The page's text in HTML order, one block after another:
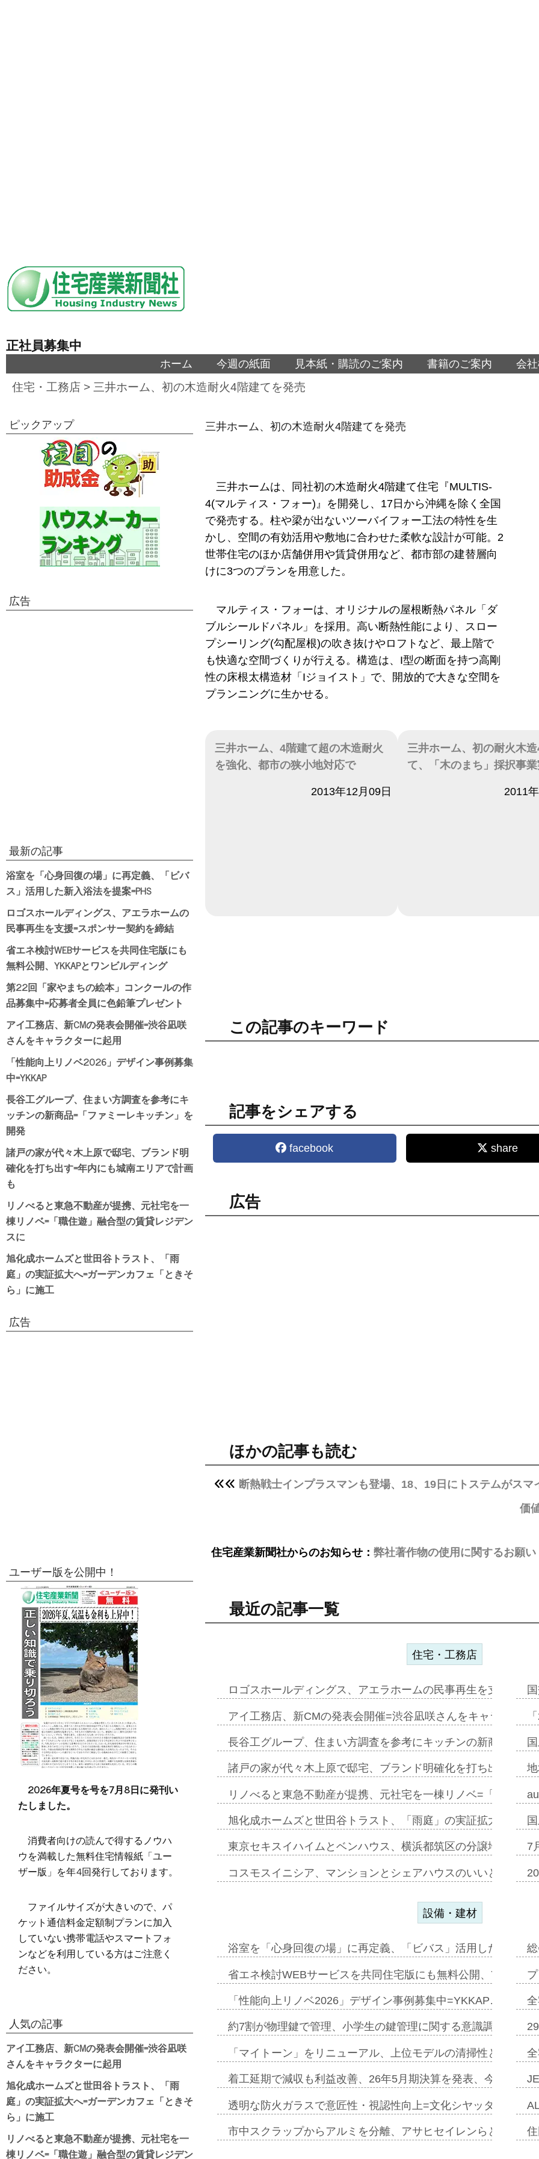
正社員募集中
ホーム 今週の紙面 見本紙・購読のご案内 書籍のご案内 会
住宅・工務店 > 三井ホーム、初の木造耐火4階建てを発売
三井ホーム、初の木造耐火4階建てを発売
三井ホームは、同社初の木造耐火4階建て住宅『MULTIS-
4(マルティス・フォー)』を開発し、17日から沖縄を除く全国
で発売する。柱や梁が出ないツーバイフォー工法の特性を生
かし、空間の有効活用や敷地に合わせた柔軟な設計が可能。2
世帯住宅のほか店舗併用や賃貸併用など、都市部の建替層向
けに3つのプランを用意した。
マルティス・フォーは、オリジナルの屋根断熱パネル「ダ
ブルシールドパネル」を採用。高い断熱性能により、スロー
プシーリング(勾配屋根)の吹き抜けやロフトなど、最上階で
も快適な空間づくりが行える。構造は、I型の断面を持つ高剛
性の床根太構造材「Iジョイスト」で、開放的で大きな空間を
プランニングに生かせる。
三井ホーム、4階建て超の木造耐火
を強化、都市の狭小地対応で
2013年12月09日
三井ホーム、初の耐火木
て、「木のまち」採択事
2011
この記事のキーワード
記事をシェアする
facebook share
広告
ほかの記事も読む
断熱戦士インプラスマンも登場、18、19日にトステムがスマ
価
住宅産業新聞社からのお知らせ： 弊社著作物の使用に関するお願い
最近の記事一覧
住宅・工務店
ロゴスホールディングス、アエラホームの民事再生を支援=ス
アイ工務店、新CMの発表会開催=渋谷凪咲さんをキャラクタ
長谷工グループ、住まい方調査を参考にキッチンの新商品=「
諸戸の家が代々木上原で邸宅、ブランド明確化を打ち出す=年
リノべると東急不動産が提携、元社宅を一棟リノベ=「職住遊
旭化成ホームズと世田谷トラスト、「雨庭」の実証拡大へ=ガ
東京セキスイハイムとベンハウス、横浜都筑区の分譲地開発で
コスモスイニシア、マンションとシェアハウスのいいとこどり
7
設備・建材
浴室を「心身回復の場」に再定義、「ビバス」活用した新入浴
省エネ検討WEBサービスを共同住宅版にも無料公開、YKKAP
「性能向上リノベ2026」デザイン事例募集中=YKKAP…
約7割が物理鍵で管理、小学生の鍵管理に関する意識調査
「マイトーン」をリニューアル、上位モデルの清掃性と安全
着工延期で減収も利益改善、26年5月期決算を発表、今期は増
透明な防火ガラスで意匠性・視認性向上=文化シヤッター…
市中スクラップからアルミを分離、アサヒセイレンらと協働開
ピックアップ
広告
最新の記事
浴室を「心身回復の場」に再定義、「ビバ
ス」活用した新入浴法を提案=PHS
ロゴスホールディングス、アエラホームの
民事再生を支援=スポンサー契約を締結
省エネ検討WEBサービスを共同住宅版にも
無料公開、YKKAPとワンビルディング
第22回「家やまちの絵本」コンクールの作
品募集中=応募者全員に色鉛筆プレゼント
アイ工務店、新CMの発表会開催=渋谷凪咲
さんをキャラクターに起用
「性能向上リノベ2026」デザイン事例募集
中=YKKAP
長谷工グループ、住まい方調査を参考にキ
ッチンの新商品=「ファミーレキッチン」を
開発
諸戸の家が代々木上原で邸宅、ブランド明
確化を打ち出す=年内にも城南エリアで計画
も
リノべると東急不動産が提携、元社宅を一
棟リノベ=「職住遊」融合型の賃貸レジデン
スに
旭化成ホームズと世田谷トラスト、「雨
庭」の実証拡大へ=ガーデンカフェ「ときそ
ら」に施工
広告
ユーザー版を公開中！
2026年夏号を号を7月8日に発刊い
たしました。
消費者向けの読んで得するノウハ
ウを満載した無料住宅情報紙「ユー
ザー版」を年4回発行しております。
ファイルサイズが大きいので、パ
ケット通信料金定額制プランに加入
していない携帯電話やスマートフォ
ンなどを利用している方はご注意く
ださい。
人気の記事
アイ工務店、新CMの発表会開催=渋谷凪咲
さんをキャラクターに起用
旭化成ホームズと世田谷トラスト、「雨
庭」の実証拡大へ=ガーデンカフェ「ときそ
ら」に施工
リノべると東急不動産が提携、元社宅を一
棟リノベ=「職住遊」融合型の賃貸レジデン